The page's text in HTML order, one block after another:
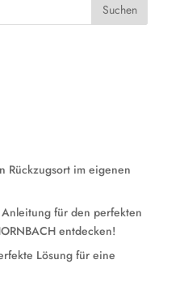
Rückzugsort im eigenen
für den perfekten
entdecken!
Lösung für eine